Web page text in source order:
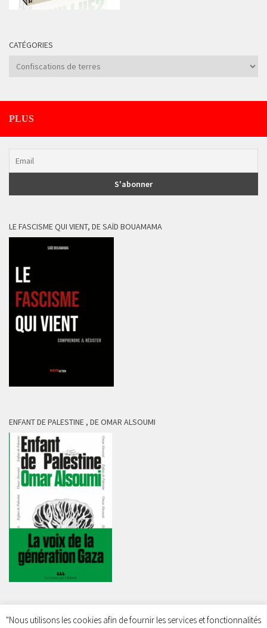
CATÉGORIES
Catégories
PLUS
LE FASCISME QUI VIENT, DE SAÏD BOUAMAMA
ENFANT DE PALESTINE , DE OMAR ALSOUMI
"Nous utilisons les cookies afin de fournir les services et fonctionnalités